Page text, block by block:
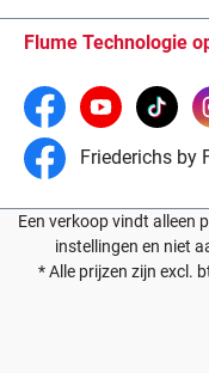
Flume Technologie
Friederichs by
Een verkoop vindt alleen
instellingen en niet
* Alle prijzen zijn excl.